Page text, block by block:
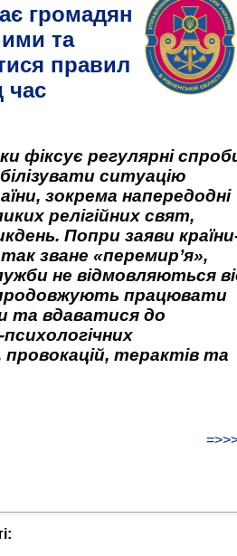
громадян
та
правил
час
фіксує регулярні
ситуацію
зокрема напередодні
релігійних свят,
Попри заяви
зване «перемир’я»,
не відмовляються
продовжують працювати
та вдаватися до
провокацій, терактів та